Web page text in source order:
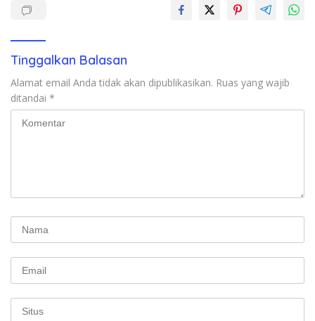
Tinggalkan Balasan
Alamat email Anda tidak akan dipublikasikan. Ruas yang wajib
ditandai *